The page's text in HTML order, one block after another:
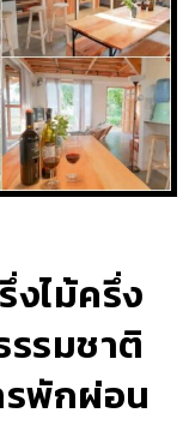
ไม้ครึ่ง
รมชาติ
รพักผ่อน